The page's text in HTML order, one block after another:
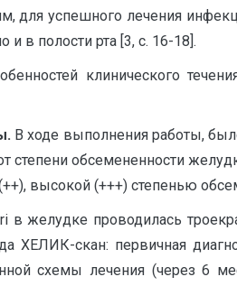
для успешного лечения
и в полости рта [3, с. 16-18].
клинического
В ходе выполнения работы,
степени обсемененности
высокой (+++) степенью
в желудке проводилась
ХЕЛИК-скан: первичная
схемы лечения (через 6